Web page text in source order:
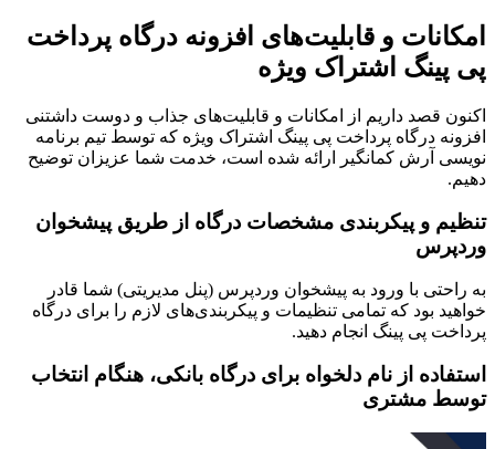
امکانات و قابلیت‌های افزونه درگاه پرداخت
پی پینگ اشتراک ویژه
اکنون قصد داریم از امکانات و قابلیت‌های جذاب و دوست داشتنی
افزونه درگاه پرداخت پی پینگ اشتراک ویژه که توسط تیم برنامه
نویسی آرش کمانگیر ارائه شده است، خدمت شما عزیزان توضیح
دهیم.
تنظیم و پیکربندی مشخصات درگاه از طریق پیشخوان
وردپرس
به راحتی با ورود به پیشخوان وردپرس (پنل مدیریتی) شما قادر
خواهید بود که تمامی تنظیمات و پیکربندی‌های لازم را برای درگاه
پرداخت پی پینگ انجام دهید.
استفاده از نام دلخواه برای درگاه بانکی، هنگام انتخاب
توسط مشتری